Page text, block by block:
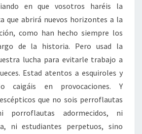
en que vosotros haréis la
que abrirá nuevos horizontes a la
como han hecho siempre los
de la historia. Pero usad la
lucha para evitarle trabajo a
Estad atentos a esquiroles y
caigáis en provocaciones. Y
que no sois perroflautas
porroflautas adormecidos, ni
ni estudiantes perpetuos, sino